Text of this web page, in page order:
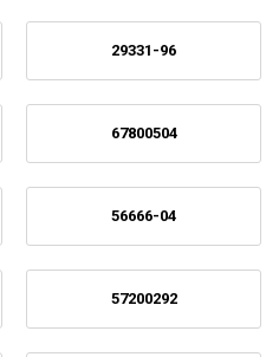
29331-96
67800504
56666-04
57200292